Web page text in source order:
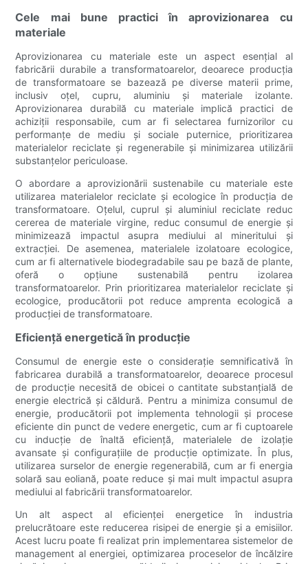
Cele mai bune practici în aprovizionarea cu
materiale
Aprovizionarea cu materiale este un aspect esențial al
fabricării durabile a transformatoarelor, deoarece producția
de transformatoare se bazează pe diverse materii prime,
inclusiv oțel, cupru, aluminiu și materiale izolante.
Aprovizionarea durabilă cu materiale implică practici de
achiziții responsabile, cum ar fi selectarea furnizorilor cu
performanțe de mediu și sociale puternice, prioritizarea
materialelor reciclate și regenerabile și minimizarea utilizării
substanțelor periculoase.
O abordare a aprovizionării sustenabile cu materiale este
utilizarea materialelor reciclate și ecologice în producția de
transformatoare. Oțelul, cuprul și aluminiul reciclate reduc
cererea de materiale virgine, reduc consumul de energie și
minimizează impactul asupra mediului al mineritului și
extracției. De asemenea, materialele izolatoare ecologice,
cum ar fi alternativele biodegradabile sau pe bază de plante,
oferă o opțiune sustenabilă pentru izolarea
transformatoarelor. Prin prioritizarea materialelor reciclate și
ecologice, producătorii pot reduce amprenta ecologică a
producției de transformatoare.
Eficiență energetică în producție
Consumul de energie este o considerație semnificativă în
fabricarea durabilă a transformatoarelor, deoarece procesul
de producție necesită de obicei o cantitate substanțială de
energie electrică și căldură. Pentru a minimiza consumul de
energie, producătorii pot implementa tehnologii și procese
eficiente din punct de vedere energetic, cum ar fi cuptoarele
cu inducție de înaltă eficiență, materialele de izolație
avansate și configurațiile de producție optimizate. În plus,
utilizarea surselor de energie regenerabilă, cum ar fi energia
solară sau eoliană, poate reduce și mai mult impactul asupra
mediului al fabricării transformatoarelor.
Un alt aspect al eficienței energetice în industria
prelucrătoare este reducerea risipei de energie și a emisiilor.
Acest lucru poate fi realizat prin implementarea sistemelor de
management al energiei, optimizarea proceselor de încălzire